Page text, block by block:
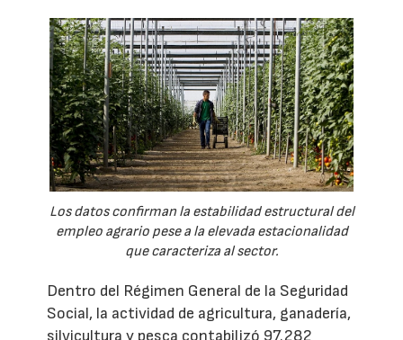
Los datos confirman la estabilidad estructural del
empleo agrario pese a la elevada estacionalidad
que caracteriza al sector.
Dentro del Régimen General de la Seguridad
Social, la actividad de agricultura, ganadería,
silvicultura y pesca contabilizó 97.282